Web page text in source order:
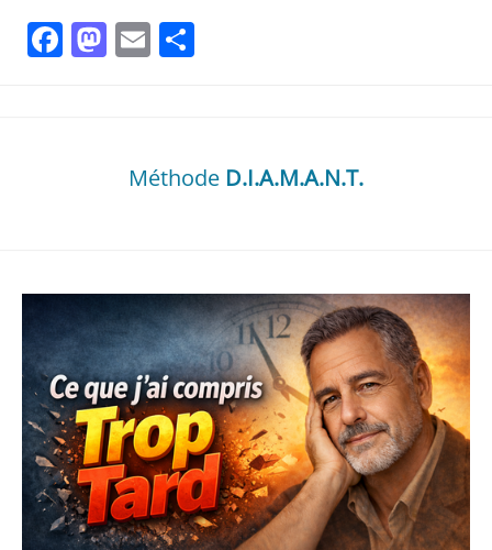
Facebook
Mastodon
Email
Méthode D.I.A.M.A.N.T.